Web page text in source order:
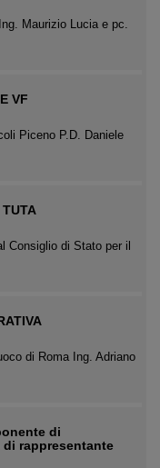
Maurizio Lucia e pc.
VF
Piceno P.D. Daniele
TUTA
Consiglio di Stato per il
di Roma Ing. Adriano
di
rappresentante